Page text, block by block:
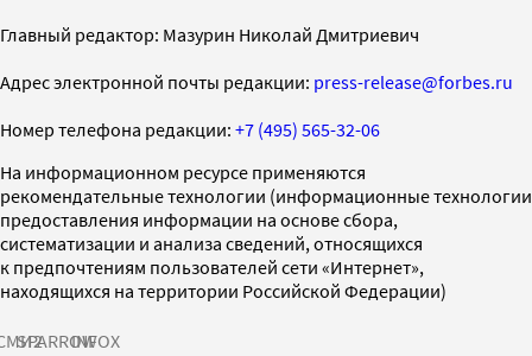
Главный редактор: Мазурин Николай Дмитриевич
Адрес электронной почты редакции: press-release@forbes.ru
Номер телефона редакции: +7 (495) 565-32-06
На информационном ресурсе применяются
рекомендательные технологии (информационные технологии
предоставления информации на основе сбора,
систематизации и анализа сведений, относящихся
к предпочтениям пользователей сети «Интернет»,
находящихся на территории Российской Федерации)
SPARROWINFOX